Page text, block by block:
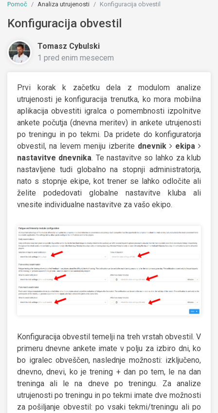
Pomoč Analiza utrujenosti Konfiguracija obvestil
Konfiguracija obvestil
Tomasz Cybulski
1 pred enim mesecem
Prvi korak k začetku dela z modulom analize
utrujenosti je konfiguracija trenutka, ko mora mobilna
aplikacija obvestiti igralca o pomembnosti izpolnitve
ankete počutja (dnevna meritev) in ankete utrujenosti
po treningu in po tekmi. Da pridete do konfiguratorja
obvestil, na levem meniju izberite dnevnik
ekipa
nastavitve dnevnika. Te nastavitve so lahko za klub
nastavljene tudi globalno na stopnji administratorja,
nato s stopnje ekipe, kot trener se lahko odločite ali
želite podedovati globalne nastavitve kluba ali
vnesite individualne nastavitve za vašo ekipo.
Konfiguracija obvestil temelji na treh vrstah obvestil. V
primeru dnevne ankete imate v polju za izbiro dni, ko
bo igralec obveščen, naslednje možnosti: izključeno,
dnevno, dnevi, ko je trening + dan po tem, le na dan
treninga ali le na dneve po treningu. Za analize
utrujenosti po treningu in po tekmi imate dve možnosti
za pošiljanje obvestil: po vsaki tekmi/treningu ali po